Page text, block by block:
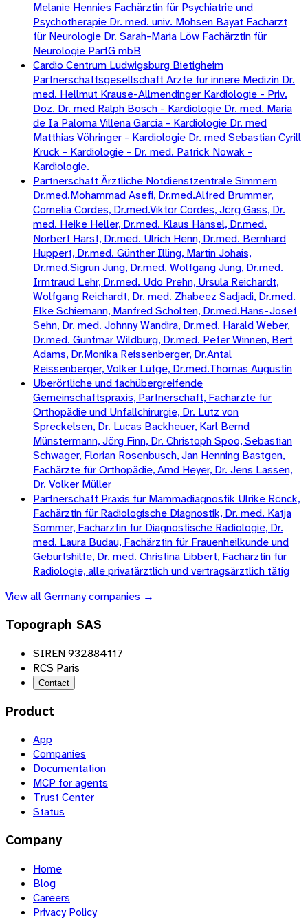
Melanie Hennies Fachärztin für Psychiatrie und
Psychotherapie Dr. med. univ. Mohsen Bayat Facharzt
für Neurologie Dr. Sarah-Maria Löw Fachärztin für
Neurologie PartG mbB
Cardio Centrum Ludwigsburg Bietigheim
Partnerschaftsgesellschaft Arzte für innere Medizin Dr.
med. Hellmut Krause-Allmendinger Kardiologie - Priv.
Doz. Dr. med Ralph Bosch - Kardiologie Dr. med. Maria
de Ia Paloma Villena Garcia - Kardiologie Dr. med
Matthias Vöhringer - Kardiologie Dr. med Sebastian Cyrill
Kruck - Kardiologie - Dr. med. Patrick Nowak -
Kardiologie.
Partnerschaft Ärztliche Notdienstzentrale Simmern
Dr.med.Mohammad Asefi, Dr.med.Alfred Brummer,
Cornelia Cordes, Dr.med.Viktor Cordes, Jörg Gass, Dr.
med. Heike Heller, Dr.med. Klaus Hänsel, Dr.med.
Norbert Harst, Dr.med. Ulrich Henn, Dr.med. Bernhard
Huppert, Dr.med. Günther Illing, Martin Johais,
Dr.med.Sigrun Jung, Dr.med. Wolfgang Jung, Dr.med.
Irmtraud Lehr, Dr.med. Udo Prehn, Ursula Reichardt,
Wolfgang Reichardt, Dr. med. Zhabeez Sadjadi, Dr.med.
Elke Schiemann, Manfred Scholten, Dr.med.Hans-Josef
Sehn, Dr. med. Johnny Wandira, Dr.med. Harald Weber,
Dr.med. Guntmar Wildburg, Dr.med. Peter Winnen, Bert
Adams, Dr.Monika Reissenberger, Dr.Antal
Reissenberger, Volker Lütge, Dr.med.Thomas Augustin
Überörtliche und fachübergreifende
Gemeinschaftspraxis, Partnerschaft, Fachärzte für
Orthopädie und Unfallchirurgie, Dr. Lutz von
Spreckelsen, Dr. Lucas Backheuer, Karl Bernd
Münstermann, Jörg Finn, Dr. Christoph Spoo, Sebastian
Schwager, Florian Rosenbusch, Jan Henning Bastgen,
Fachärzte für Orthopädie, Arnd Heyer, Dr. Jens Lassen,
Dr. Volker Müller
Partnerschaft Praxis für Mammadiagnostik Ulrike Rönck,
Fachärztin für Radiologische Diagnostik, Dr. med. Katja
Sommer, Fachärztin für Diagnostische Radiologie, Dr.
med. Laura Budau, Fachärztin für Frauenheilkunde und
Geburtshilfe, Dr. med. Christina Libbert, Fachärztin für
Radiologie, alle privatärztlich und vertragsärztlich tätig
View allGermanycompanies →
Topograph SAS
SIREN 932884117
RCS Paris
Contact
Product
App
Companies
Documentation
MCP for agents
Trust Center
Status
Company
Home
Blog
Careers
Privacy Policy